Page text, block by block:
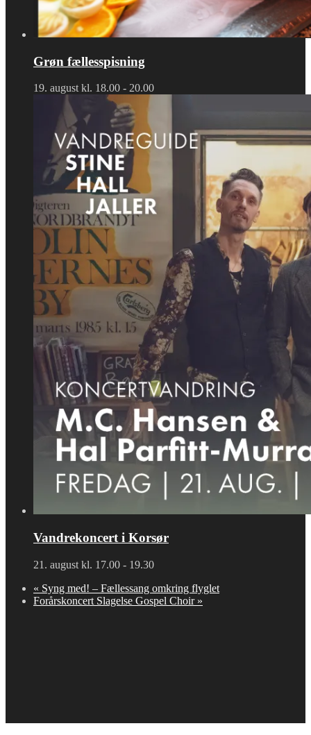
Grøn fællesspisning
19. august kl. 18.00 - 20.00
Vandrekoncert i Korsør
21. august kl. 17.00 - 19.30
« Syng med! – Fællessang omkring flyglet
Forårskoncert Slagelse Gospel Choir »